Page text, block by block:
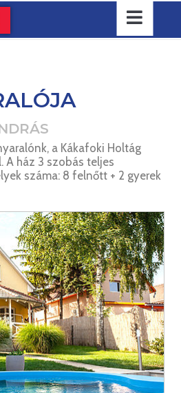
a Kákafoki Holtág
A ház 3 szobás teljes
száma: 8 felnőtt + 2 gyerek